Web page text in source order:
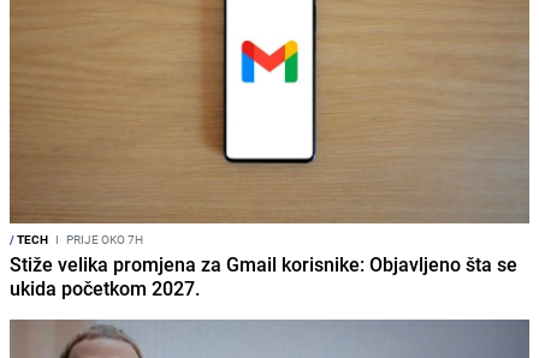
/TECH I PRIJE OKO 7H
Stiže velika promjena za Gmail korisnike: Objavljeno šta se
ukida početkom 2027.